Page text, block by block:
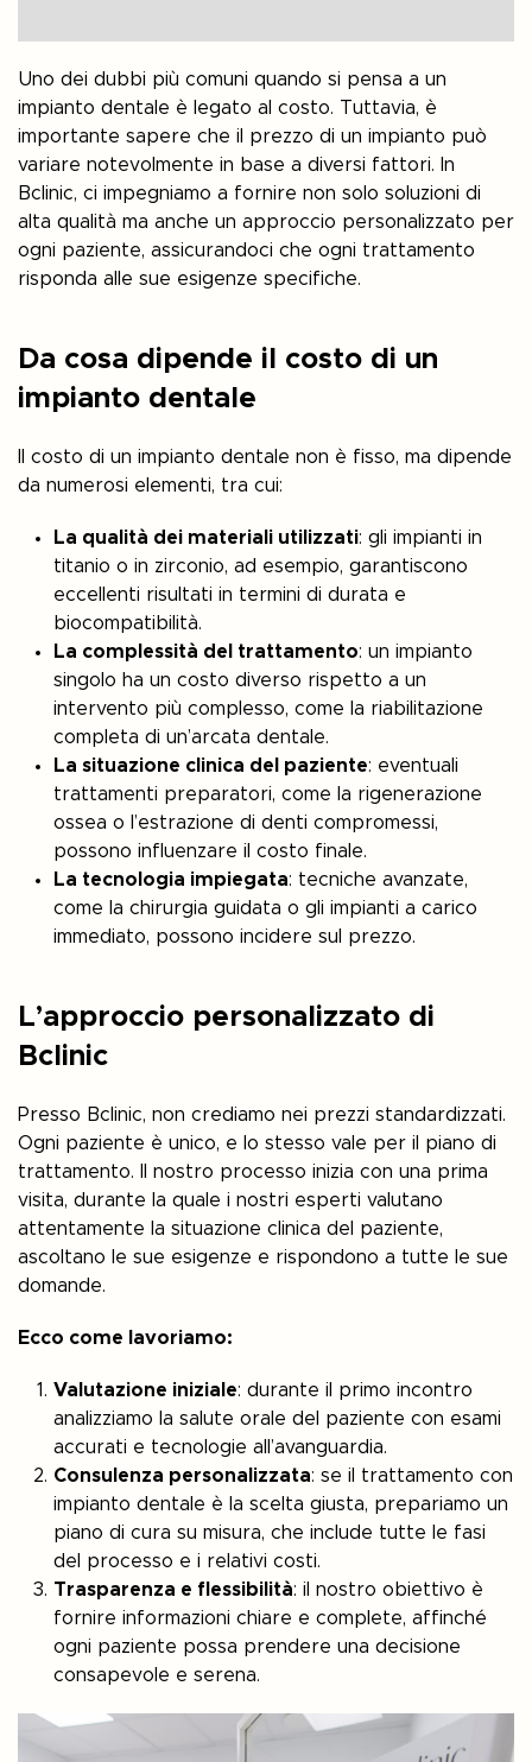
Uno dei dubbi più comuni quando si pensa a un
impianto dentale è legato al costo. Tuttavia, è
importante sapere che il prezzo di un impianto può
variare notevolmente in base a diversi fattori. In
Bclinic, ci impegniamo a fornire non solo soluzioni di
alta qualità ma anche un approccio personalizzato per
ogni paziente, assicurandoci che ogni trattamento
risponda alle sue esigenze specifiche.
Da cosa dipende il costo di un
impianto dentale
Il costo di un impianto dentale non è fisso, ma dipende
da numerosi elementi, tra cui:
La qualità dei materiali utilizzati: gli impianti in
titanio o in zirconio, ad esempio, garantiscono
eccellenti risultati in termini di durata e
biocompatibilità.
La complessità del trattamento: un impianto
singolo ha un costo diverso rispetto a un
intervento più complesso, come la riabilitazione
completa di un’arcata dentale.
La situazione clinica del paziente: eventuali
trattamenti preparatori, come la rigenerazione
ossea o l’estrazione di denti compromessi,
possono influenzare il costo finale.
La tecnologia impiegata: tecniche avanzate,
come la chirurgia guidata o gli impianti a carico
immediato, possono incidere sul prezzo.
L’approccio personalizzato di
Bclinic
Presso Bclinic, non crediamo nei prezzi standardizzati.
Ogni paziente è unico, e lo stesso vale per il piano di
trattamento. Il nostro processo inizia con una prima
visita, durante la quale i nostri esperti valutano
attentamente la situazione clinica del paziente,
ascoltano le sue esigenze e rispondono a tutte le sue
domande.
Ecco come lavoriamo:
Valutazione iniziale: durante il primo incontro
analizziamo la salute orale del paziente con esami
accurati e tecnologie all’avanguardia.
Consulenza personalizzata: se il trattamento con
impianto dentale è la scelta giusta, prepariamo un
piano di cura su misura, che include tutte le fasi
del processo e i relativi costi.
Trasparenza e flessibilità: il nostro obiettivo è
fornire informazioni chiare e complete, affinché
ogni paziente possa prendere una decisione
consapevole e serena.